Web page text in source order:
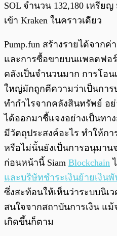
SOL จำนวน 132,180 เหรีย
เข้า Kraken ในคราวเดียว
Pump.fun สร้างรายได้จาก
และการซื้อขายบนแพลตฟอ
คลังเป็นจำนวนมาก การโอ
ใหญ่มักถูกตีความว่าเป็นกา
ทำกำไรจากคลังสินทรัพย์ อย่
ได้ออกมาชี้แจงอย่างเป็นทา
มีวัตถุประสงค์อะไร ทำให้ก
หรือไม่นั้นยังเป็นการอนุมา
ก่อนหน้านี้ Siam Blockchain
และบริษัทชำระเงินย้ายเงิน
ซึ่งสะท้อนให้เห็นว่าระบบนิเว
สนใจจากสถาบันการเงิน แ
เกิดขึ้นก็ตาม